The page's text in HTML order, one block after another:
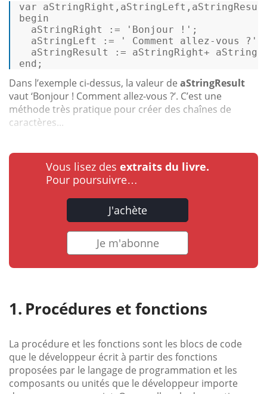
var
begin
aStringRight :=
'Bonjour !' ;
aStringLeft :=
' Comment allez-vous ?'
aStringResult := aStringRight+
end;
Dans l’exemple ci-dessus, la valeur de aStringResult
vaut ‘Bonjour ! Comment allez-vous ?’. C’est une
méthode très pratique pour créer des chaînes de
caractères...
Vous lisez des extraits du livre.
Pour poursuivre…
J'achète
Je m'abonne
Procédures et fonctions
La procédure et les fonctions sont les blocs de code
que le développeur écrit à partir des fonctions
proposées par le langage de programmation et les
composants ou unités que le développeur importe